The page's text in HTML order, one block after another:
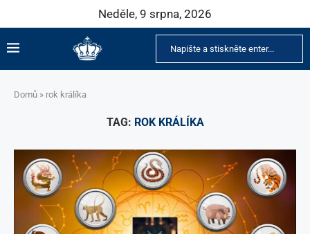
Neděle, 9 srpna, 2026
Domů » rok králíka
TAG: ROK KRÁLÍKA